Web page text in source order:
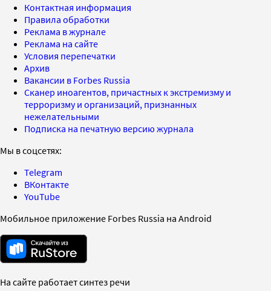
Контактная информация
Правила обработки
Реклама в журнале
Реклама на сайте
Условия перепечатки
Архив
Вакансии в Forbes Russia
Сканер иноагентов, причастных к экстремизму и
терроризму и организаций, признанных
нежелательными
Подписка на печатную версию журнала
Мы в соцсетях:
Telegram
ВКонтакте
YouTube
Мобильное приложение Forbes Russia на Android
На сайте работает синтез речи